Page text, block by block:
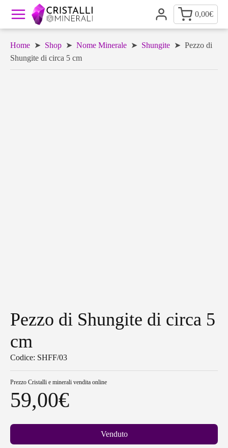
0,00€
Home ➤ Shop ➤ Nome Minerale ➤ Shungite ➤ Pezzo di
Shungite di circa 5 cm
Pezzo di Shungite di circa 5
cm
Codice: SHFF/03
Prezzo Cristalli e minerali vendita online
59,00€
Venduto